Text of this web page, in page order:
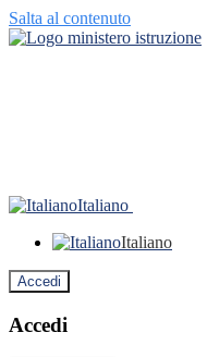
Salta al contenuto
Italiano
Italiano
Accedi
Accedi